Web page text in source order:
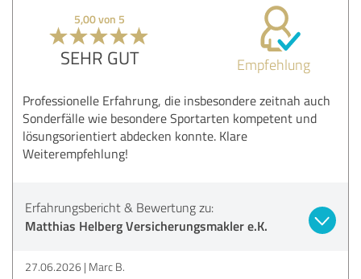
5,00 von 5
SEHR GUT Empfehlung
Professionelle Erfahrung, die insbesondere zeitnah auch
Sonderfälle wie besondere Sportarten kompetent und
lösungsorientiert abdecken konnte. Klare
Weiterempfehlung!
Erfahrungsbericht & Bewertung zu:
Matthias Helberg Versicherungsmakler e.K.
27.06.2026 Marc B.